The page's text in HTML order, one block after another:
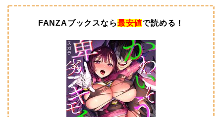
FANZAブックスなら最安値で読める！